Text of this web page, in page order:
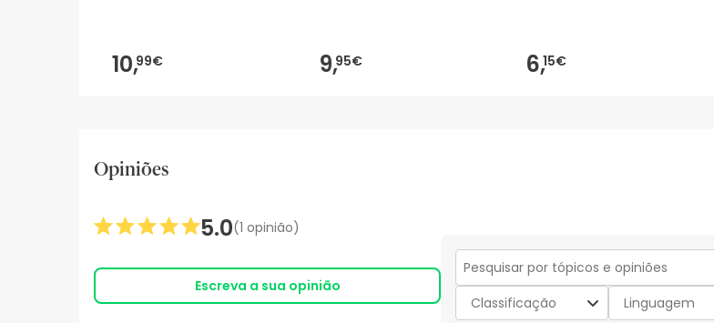
10,99€ 9,95€ 6,15€
Opiniões
5.0(1 opinião)
Escreva a sua opinião
Secção
para
pesquisar
Classificação Linguagem